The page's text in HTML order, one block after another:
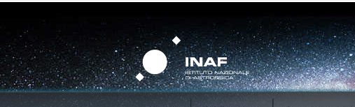
contenuti.
Salta
alla
navigazione